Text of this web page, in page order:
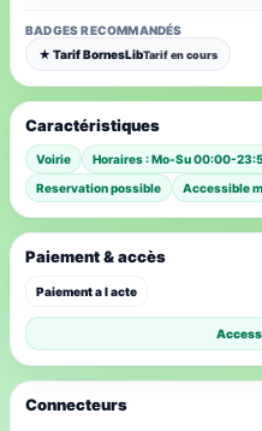
BADGES RECOMMANDÉS
★ Tarif BornesLibTarif en cours
Caractéristiques
Voirie Horaires : Mo-Su 00:00-
Reservation possible
Accessible
Connecteurs
Paiement & accès
Paiement a l acte